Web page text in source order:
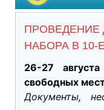
ПРОВЕДЕНИЕ
НАБОРА В
26-27
свободных
Документы,